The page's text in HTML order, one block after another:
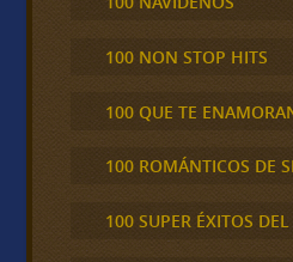
100 NON STOP HITS
100 QUE TE
100 ROMÁNTICOS DE
100 SUPER ÉXITOS